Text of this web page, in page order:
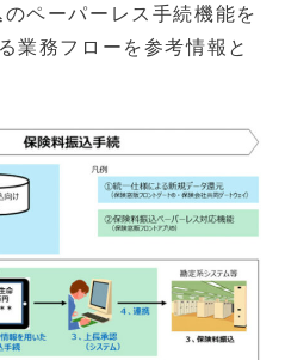
ペーパーレス手続機能を
業務フローを参考情報と